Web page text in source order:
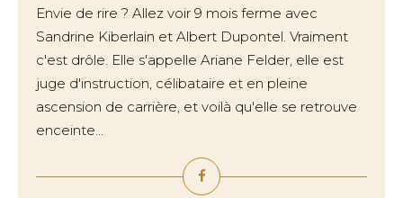
Envie de rire ? Allez voir 9 mois ferme avec
Sandrine Kiberlain et Albert Dupontel. Vraiment
c'est drôle. Elle s'appelle Ariane Felder, elle est
juge d'instruction, célibataire et en pleine
ascension de carrière, et voilà qu'elle se retrouve
enceinte...